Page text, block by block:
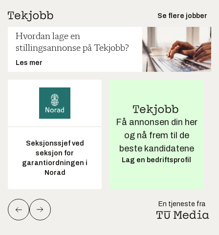
Se flere jobber
Hvordan lage en
stillingsannonse på Tekjobb?
Les mer
Seksjonssjef ved
seksjon for
garantiordningen i
Norad
Få annonsen din her
og nå frem til de
beste kandidatene
Lag en bedriftsprofil
En tjeneste fra